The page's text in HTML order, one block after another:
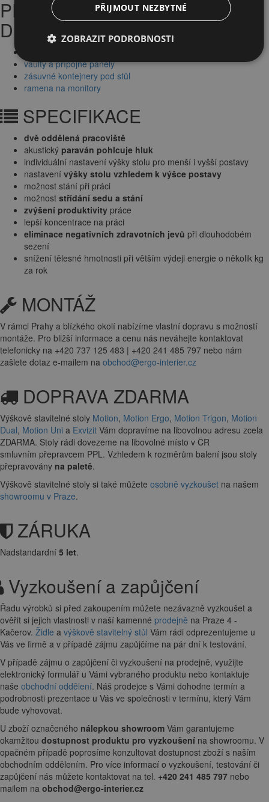
PŘÍSLUŠENSTVÍ KE STOLŮM
DUAL
vaulty a přípojné panely
zásuvné kontejnery pod stůl
ramena na monitory
SPECIFIKACE
dvě oddělená pracoviště
akustický paraván pohlcuje hluk
individuální nastavení výšky stolu pro menší i vyšší postavy
nastavení výšky stolu vzhledem k výšce postavy
možnost stání při práci
možnost střídání sedu a stání
zvýšení produktivity práce
lepší koncentrace na práci
eliminace negativních zdravotních jevů při dlouhodobém
sezení
snížení tělesné hmotnosti při větším výdeji energie o několik kg
za rok
MONTÁŽ
V rámci Prahy a blízkého okolí nabízíme vlastní dopravu s možností
montáže. Pro bližší informace a cenu nás neváhejte kontaktovat
telefonicky na +420 737 125 483 | +420 241 485 797 nebo nám
zašlete dotaz e-mailem na obchod@ergo-interier.cz
DOPRAVA ZDARMA
Výškově stavitelné stoly Motion, Motion Ergo, Motion Trigon, Motion
Dual, Motion Uni a Exvizit Vám dopravíme na libovolnou adresu zcela
ZDARMA. Stoly rádi dovezeme na libovolné místo v ČR
smluvním přepravcem PPL. Vzhledem k rozměrům balení jsou stoly
přepravovány na paletě.
Výškově stavitelné stoly si také můžete osobně vyzkoušet na našem
showroomu v Praze.
ZÁRUKA
Nadstandardní 5 let.
Vyzkoušení a zapůjčení
Řadu výrobků si před zakoupením můžete nezávazně vyzkoušet a
ověřit si jejich vlastnosti v naší kamenné prodejně na Praze 4 -
Kačerov. Židle a výškově stavitelný stůl Vám rádi odprezentujeme u
Vás ve firmě a v případě zájmu zapůjčíme na pár dní k testování.
V případě zájmu o zapůjčení či vyzkoušení na prodejně, využijte
elektronický formulář u Vámi vybraného produktu nebo kontaktuje
naše obchodní oddělení. Náš prodejce s Vámi dohodne termín a
podrobnosti prezentace u Vás ve společnosti v termínu, který Vám
bude vyhovovat.
U zboží označeného nálepkou showroom Vám garantujeme
okamžitou dostupnost produktu pro vyzkoušení na showroomu. V
opačném případě poprosíme konzultovat dostupnost zboží s naším
obchodním oddělením. Pro více informací o vyzkoušení, testování či
zapůjčení nás můžete kontaktovat na tel. +420 241 485 797 nebo
mailem na obchod@ergo-interier.cz
PŘIJMOUT NEZBYTNÉ
ZOBRAZIT PODROBNOSTI